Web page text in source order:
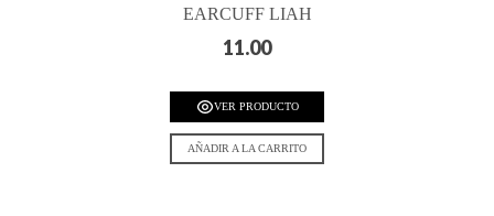
EARCUFF LIAH
11.00
VER PRODUCTO
AÑADIR A LA CARRITO